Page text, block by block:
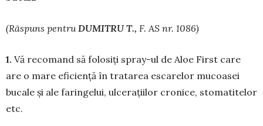
(Răspuns pentruDUMITRU T., F. AS nr. 1086)
1. Vă recomand să folosiți spray-ul de Aloe First care
are o mare eficiență în tratarea escarelor mucoasei
bucale și ale faringelui, ulcerațiilor cronice, stomatitelor
etc.